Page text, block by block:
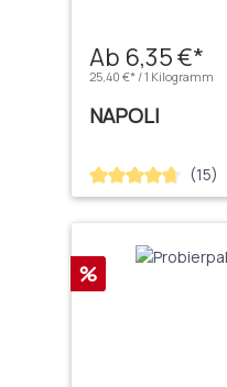
Ab 6,35 €*
25,40 €* / 1 Kilogramm
NAPOLI
Durchschnittliche
(15)
Rabatt
%